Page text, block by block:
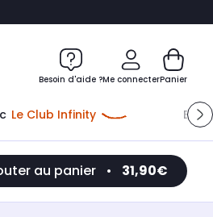
au chatbot
Besoin d'aide ?Me connecterPanier
Le Club Infinity
au panier • 31,90€